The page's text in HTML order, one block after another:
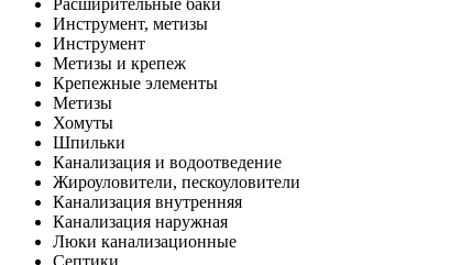
Расширительные баки
Инструмент, метизы
Инструмент
Метизы и крепеж
Крепежные элементы
Метизы
Хомуты
Шпильки
Канализация и водоотведение
Жироуловители, пескоуловители
Канализация внутренняя
Канализация наружная
Люки канализационные
Септики